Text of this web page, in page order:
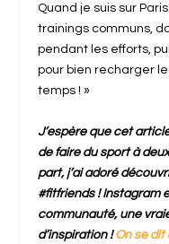
Quand je suis sur
trainings communs,
pendant les efforts,
pour bien recharger
temps ! »
J’espère que cet
de faire du sport à
part, j’ai adoré
#fitfriends ! Instagram
communauté, une
d’inspiration !On se dit